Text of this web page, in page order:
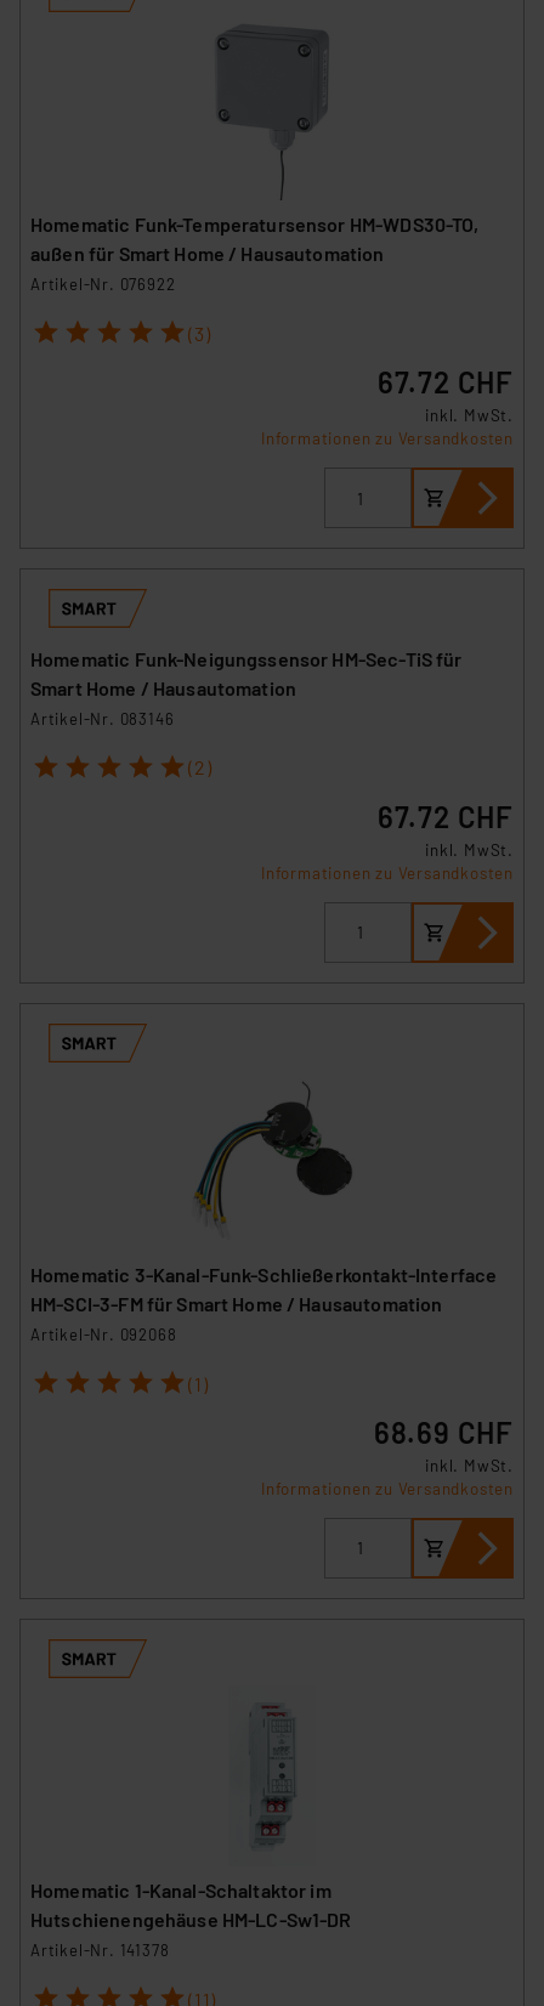
Unsere Kooperation mit diesen Dienstleistern stützt
sich auf die Standarddatenschutzklauseln der
Beurteilung der mit der Datenübermittlung,
insbesondere der Art der übermittelten Daten,
Impressum|Datenschutzerklärung
Homematic Funk-Temperatursensor HM-WDS30-TO,
außen für Smart Home / Hausautomation
Artikel-Nr. 076922
1 2 3 4 5 (3)
67.72 CHF
inkl. MwSt.
Informationen zu Versandkosten
Homematic Funk-Neigungssensor HM-Sec-TiS für
Smart Home / Hausautomation
Artikel-Nr. 083146
1 2 3 4 5 (2)
67.72 CHF
inkl. MwSt.
Informationen zu Versandkosten
Homematic 3-Kanal-Funk-Schließerkontakt-Interface
HM-SCI-3-FM für Smart Home / Hausautomation
Artikel-Nr. 092068
1 2 3 4 5 (1)
68.69 CHF
inkl. MwSt.
Informationen zu Versandkosten
Homematic 1-Kanal-Schaltaktor im
Hutschienengehäuse HM-LC-Sw1-DR
Artikel-Nr. 141378
1 2 3 4 5 (11)